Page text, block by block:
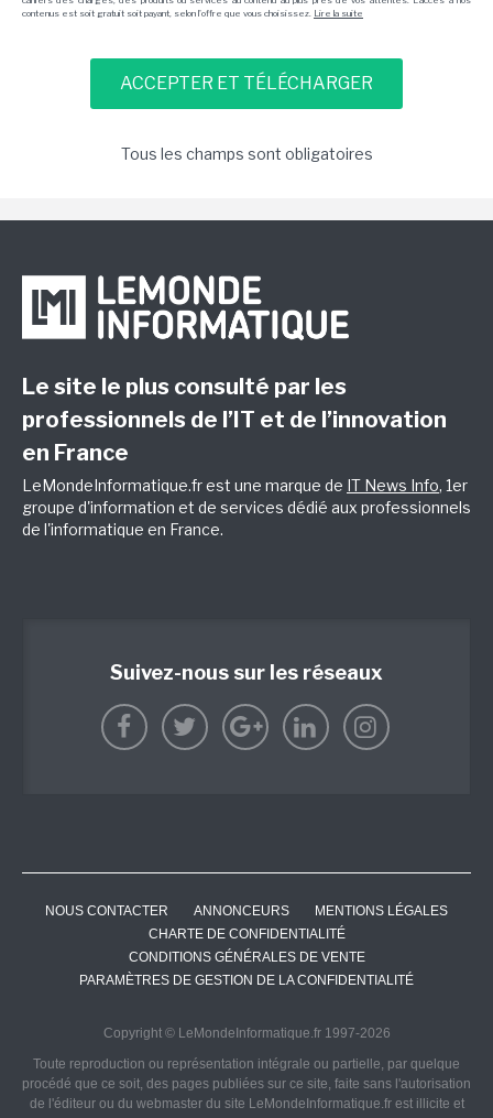
contenus est soit gratuit soit payant, selon l'offre que vous choisissez. Lire la suite
Tous les champs sont obligatoires
Le site le plus consulté par les
professionnels de l’IT et de l’innovation
en France
LeMondeInformatique.fr est une marque de IT News Info, 1er
groupe d'information et de services dédié aux professionnels
de l'informatique en France.
Suivez-nous sur les réseaux
NOUS CONTACTER ANNONCEURS
MENTIONS LÉGALES
CHARTE DE CONFIDENTIALITÉ
CONDITIONS GÉNÉRALES DE VENTE
PARAMÈTRES DE GESTION DE LA CONFIDENTIALITÉ
Copyright © LeMondeInformatique.fr 1997-2026
Toute reproduction ou représentation intégrale ou partielle, par quelque
procédé que ce soit, des pages publiées sur ce site, faite sans l'autorisation
de l'éditeur ou du webmaster du site LeMondeInformatique.fr est illicite et